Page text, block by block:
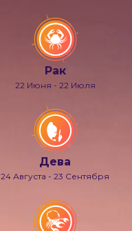
Рак
22 Июня - 22 Июля
Дева
24 Августа - 23 Сентября